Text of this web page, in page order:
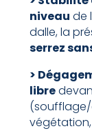
niveau de
dalle, la
serrez
>
libre